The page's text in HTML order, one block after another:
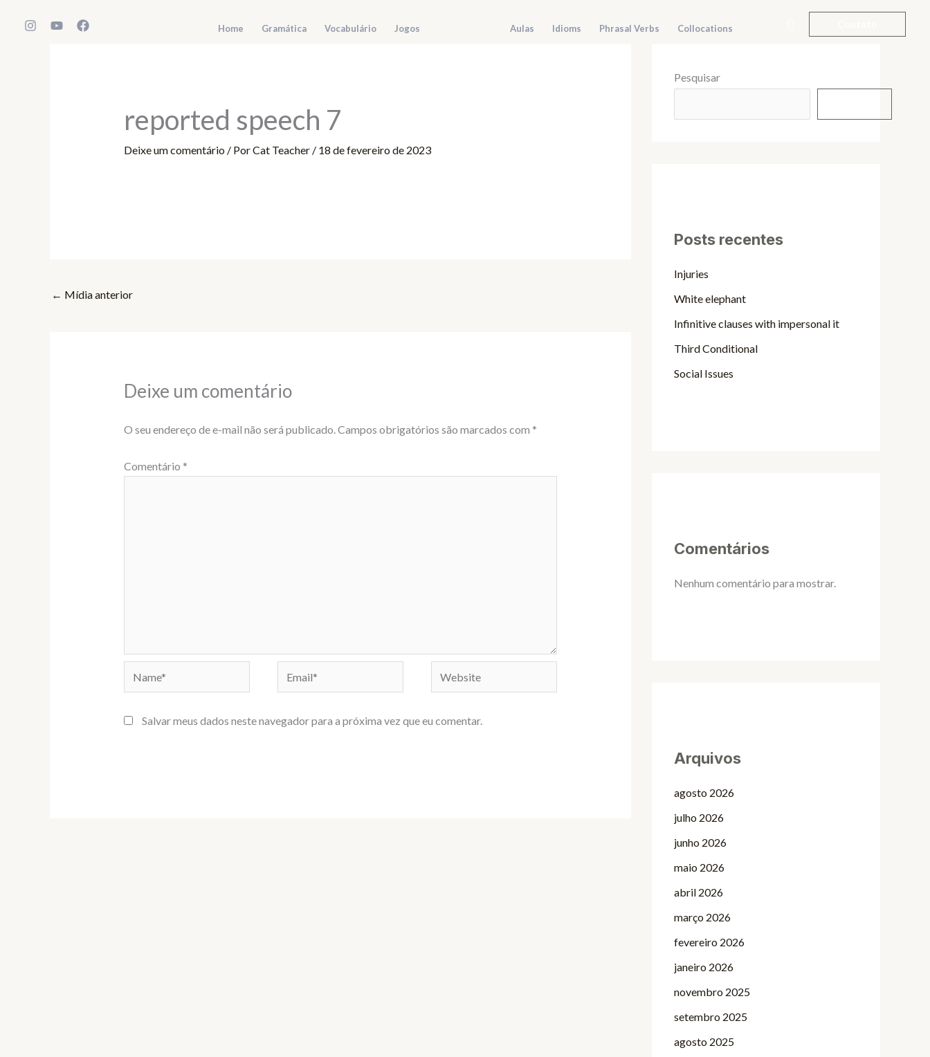
Home Gramática Vocabulário Jogos Aulas Idioms Phrasal Verbs Collocations
reported speech 7
Deixe um comentário / PorCat Teacher / 18 de fevereiro de 2023
← Mídia anterior
Deixe um comentário
O seu endereço de e-mail não será publicado.Campos obrigatórios são marcados com *
Comentário *
Name* Email* Website
Salvar meus dados neste navegador para a próxima vez que eu comentar.
Pesquisar
Posts recentes
Injuries
White elephant
Infinitive clauses with impersonal it
Third Conditional
Social Issues
Comentários
Nenhum comentário para mostrar.
Arquivos
agosto 2026
julho 2026
junho 2026
maio 2026
abril 2026
março 2026
fevereiro 2026
janeiro 2026
novembro 2025
setembro 2025
agosto 2025